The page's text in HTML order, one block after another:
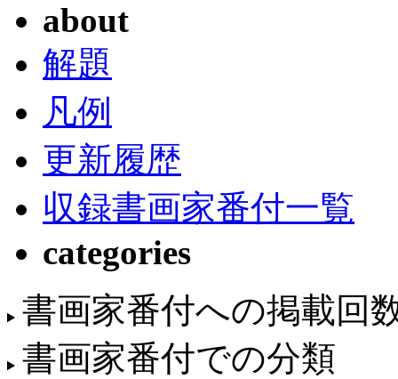
about
解題
凡例
更新履歴
収録書画家番付一覧
categories
書画家番付への掲載回
書画家番付での分類